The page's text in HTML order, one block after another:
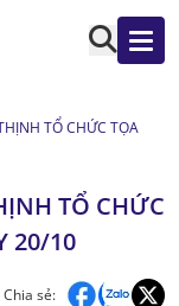
TỔ CHỨC TỌA
TỔ CHỨC
20/10
Chia sẻ: